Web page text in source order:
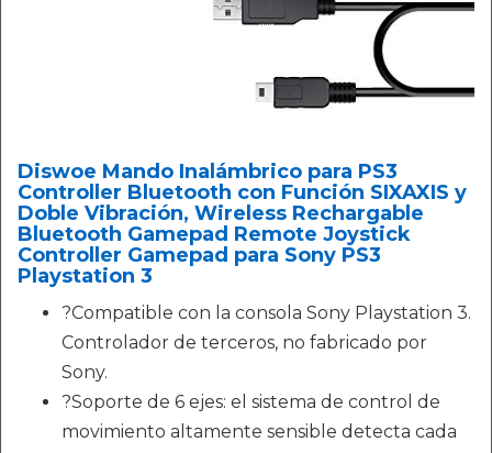
Diswoe Mando Inalámbrico para PS3
Controller Bluetooth con Función SIXAXIS y
Doble Vibración, Wireless Rechargable
Bluetooth Gamepad Remote Joystick
Controller Gamepad para Sony PS3
Playstation 3
?Compatible con la consola Sony Playstation 3.
Controlador de terceros, no fabricado por
Sony.
?Soporte de 6 ejes: el sistema de control de
movimiento altamente sensible detecta cada